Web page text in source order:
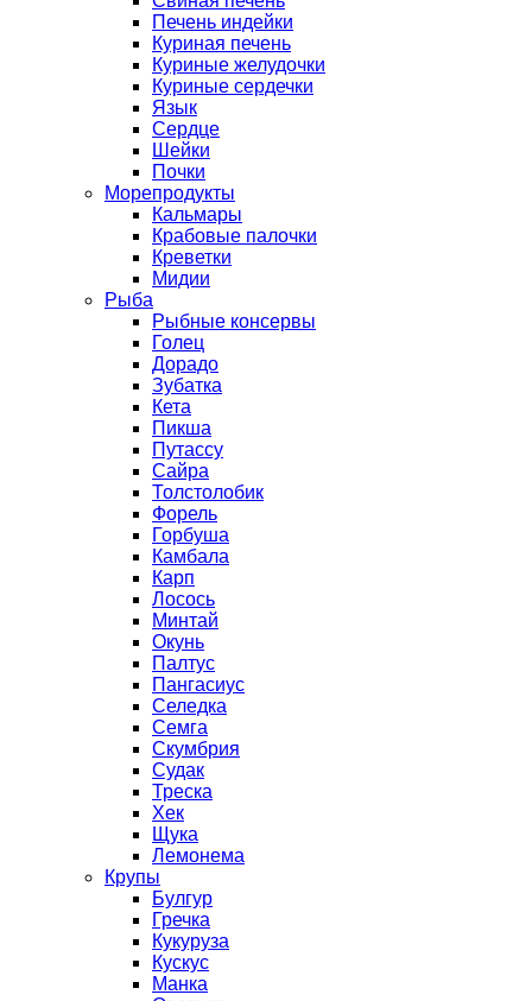
Печень индейки
Куриная печень
Куриные желудочки
Куриные сердечки
Язык
Сердце
Шейки
Почки
Морепродукты
Кальмары
Крабовые палочки
Креветки
Мидии
Рыба
Рыбные консервы
Голец
Дорадо
Зубатка
Кета
Пикша
Путассу
Сайра
Толстолобик
Форель
Горбуша
Камбала
Карп
Лосось
Минтай
Окунь
Палтус
Пангасиус
Селедка
Семга
Скумбрия
Судак
Треска
Хек
Щука
Лемонема
Крупы
Булгур
Гречка
Кукуруза
Кускус
Манка